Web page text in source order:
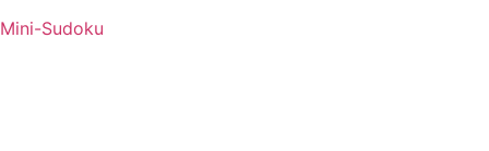
Mini-Sudoku